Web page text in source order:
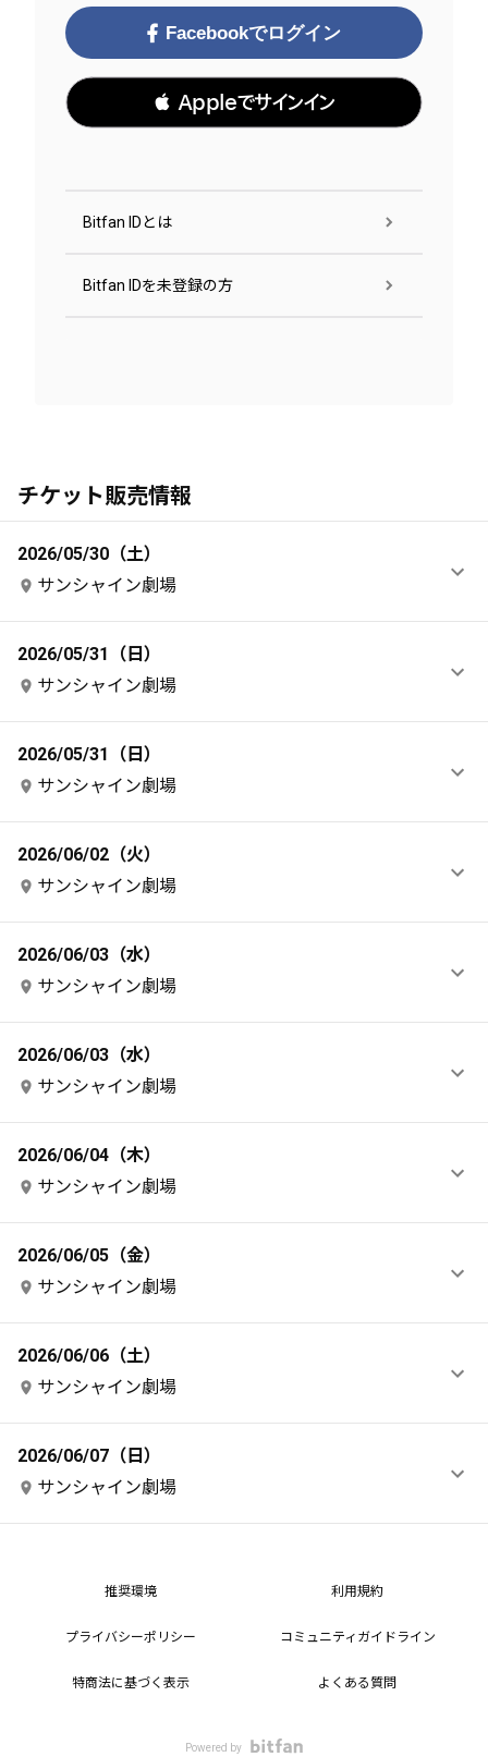
Facebookでログイン
 Appleでサインイン
Bitfan IDとは
Bitfan IDを未登録の方
チケット販売情報
2026/05/30（土）
サンシャイン劇場
2026/05/31（日）
サンシャイン劇場
2026/05/31（日）
サンシャイン劇場
2026/06/02（火）
サンシャイン劇場
2026/06/03（水）
サンシャイン劇場
2026/06/03（水）
サンシャイン劇場
2026/06/04（木）
サンシャイン劇場
2026/06/05（金）
サンシャイン劇場
2026/06/06（土）
サンシャイン劇場
2026/06/07（日）
サンシャイン劇場
推奨環境 利用規約
プライバシーポリシー コミュニティガイドライン
特商法に基づく表示 よくある質問
Powered by